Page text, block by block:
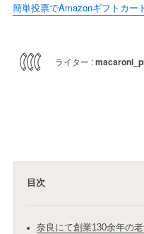
簡単投票でAmazonギフトカー
ライター :
目次
奈良にて創業130余年の